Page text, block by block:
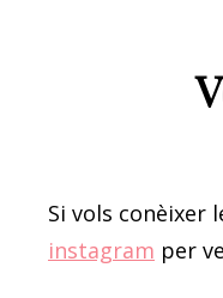
Si vols conèixer
instagram per